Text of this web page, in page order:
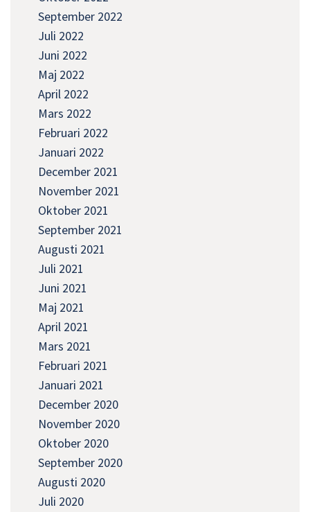
September 2022
Juli 2022
Juni 2022
Maj 2022
April 2022
Mars 2022
Februari 2022
Januari 2022
December 2021
November 2021
Oktober 2021
September 2021
Augusti 2021
Juli 2021
Juni 2021
Maj 2021
April 2021
Mars 2021
Februari 2021
Januari 2021
December 2020
November 2020
Oktober 2020
September 2020
Augusti 2020
Juli 2020